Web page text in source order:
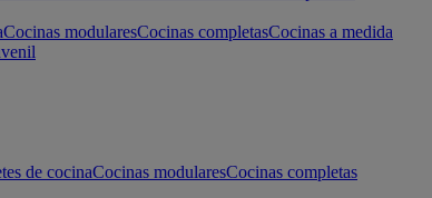
Cocinas modularesCocinas completasCocinas a medida
de cocinaCocinas modularesCocinas completas